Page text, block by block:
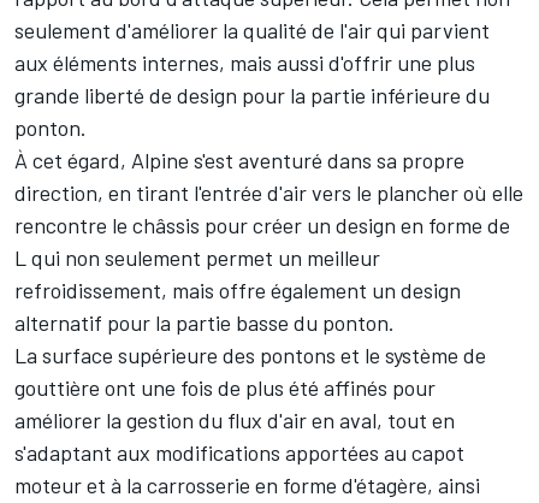
seulement d'améliorer la qualité de l'air qui parvient
aux éléments internes, mais aussi d'offrir une plus
grande liberté de design pour la partie inférieure du
ponton.
À cet égard, Alpine s'est aventuré dans sa propre
direction, en tirant l'entrée d'air vers le plancher où elle
rencontre le châssis pour créer un design en forme de
L qui non seulement permet un meilleur
refroidissement, mais offre également un design
alternatif pour la partie basse du ponton.
La surface supérieure des pontons et le système de
gouttière ont une fois de plus été affinés pour
améliorer la gestion du flux d'air en aval, tout en
s'adaptant aux modifications apportées au capot
moteur et à la carrosserie en forme d'étagère, ainsi